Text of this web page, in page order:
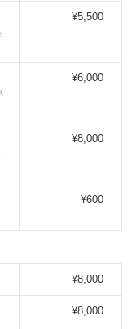
¥5,500
¥6,000
¥8,000
¥600
¥8,000
¥8,000